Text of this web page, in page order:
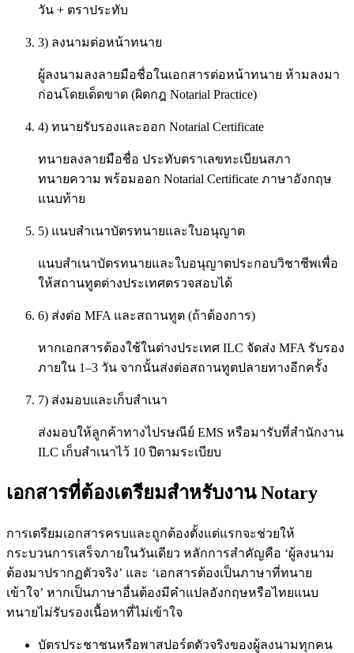
วัน + ตราประทับ
3) ลงนามต่อหน้าทนาย
ผู้ลงนามลงลายมือชื่อในเอกสารต่อหน้าทนาย ห้ามลงมา
ก่อนโดยเด็ดขาด (ผิดกฎ Notarial Practice)
4) ทนายรับรองและออก Notarial Certificate
ทนายลงลายมือชื่อ ประทับตราเลขทะเบียนสภา
ทนายความ พร้อมออก Notarial Certificate ภาษาอังกฤษ
แนบท้าย
5) แนบสำเนาบัตรทนายและใบอนุญาต
แนบสำเนาบัตรทนายและใบอนุญาตประกอบวิชาชีพเพื่อ
ให้สถานทูตต่างประเทศตรวจสอบได้
6) ส่งต่อ MFA และสถานทูต (ถ้าต้องการ)
หากเอกสารต้องใช้ในต่างประเทศ ILC จัดส่ง MFA รับรอง
ภายใน 1–3 วัน จากนั้นส่งต่อสถานทูตปลายทางอีกครั้ง
7) ส่งมอบและเก็บสำเนา
ส่งมอบให้ลูกค้าทางไปรษณีย์ EMS หรือมารับที่สำนักงาน
ILC เก็บสำเนาไว้ 10 ปีตามระเบียบ
เอกสารที่ต้องเตรียมสำหรับงาน Notary
การเตรียมเอกสารครบและถูกต้องตั้งแต่แรกจะช่วยให้
กระบวนการเสร็จภายในวันเดียว หลักการสำคัญคือ ‘ผู้ลงนาม
ต้องมาปรากฏตัวจริง’ และ ‘เอกสารต้องเป็นภาษาที่ทนาย
เข้าใจ’ หากเป็นภาษาอื่นต้องมีคำแปลอังกฤษหรือไทยแนบ
ทนายไม่รับรองเนื้อหาที่ไม่เข้าใจ
บัตรประชาชนหรือพาสปอร์ตตัวจริงของผู้ลงนามทุกคน